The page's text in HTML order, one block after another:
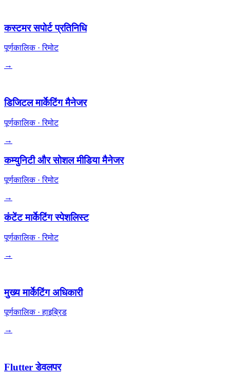
कस्टमर सपोर्ट प्रतिनिधि
पूर्णकालिक·रिमोट
→
डिजिटल मार्केटिंग मैनेजर
पूर्णकालिक·रिमोट
→
कम्युनिटी और सोशल मीडिया मैनेजर
पूर्णकालिक·रिमोट
→
कंटेंट मार्केटिंग स्पेशलिस्ट
पूर्णकालिक·रिमोट
→
मुख्य मार्केटिंग अधिकारी
पूर्णकालिक·हाइब्रिड
→
Flutter डेवलपर